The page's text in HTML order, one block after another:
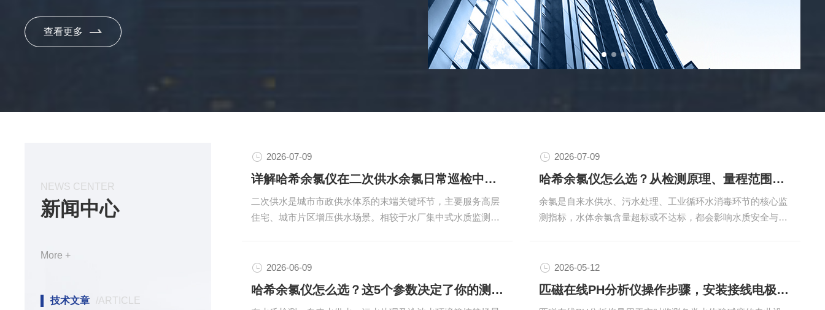
本"的经营理念，以“产品精益求精，服务专业专注"为发展目标。我们愿以诚信合作、
创新精神不断为广大客户提供产品和服务，为自动化控制事业的发展做出应有的贡
查看更多
NEWS CENTER
新闻中心
More +
技术文章 /ARTICLE
2026-07-09
详解哈希余氯仪在二次供水余氯日常巡检中的低运维核心优势
二次供水是城市市政供水体系的末端关键环节，主要服务高层
住宅、城市片区增压供水场景。相较于水厂集中式水质监测，
难题。传统余氯监测设备运维步骤繁琐、耗材更换频繁、现场
故障多发，大幅增加水务单位一线巡检人员的工作负荷。哈希
余氯仪针对供水末端场景工况特点做专项结构和运行逻辑优
2026-07-09
哈希余氯仪怎么选？从检测原理、量程范围到维护成本的全维度选购指南
余氯是自来水供水、污水处理、工业循环水消毒环节的核心监
测指标，水体余氯含量超标或不达标，都会影响水质安全与工
员容易陷入机型选择误区。选购哈希余氯仪，无需盲目对比机
型外观，重点从检测原理、量程适配、长期维护成本三个核心
维度结合自身使用场景判断，就能匹配适配性合适的设备。首
2026-06-09
哈希余氯仪怎么选？这5个参数决定了你的测量精度
2026-05-12
匹磁在线PH分析仪操作步骤，安装接线电极标定参数设置维护校准使用教程